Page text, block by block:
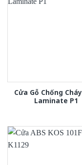
Cửa Gỗ Chống
Laminate P1